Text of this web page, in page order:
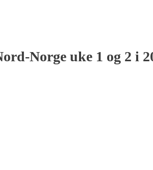
Norge uke 1 og 2 i